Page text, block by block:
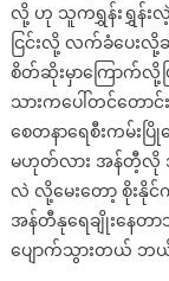
လို့ ဟု သူကရွှန်းရွှန်းလဲ့
ငြင်းလို့ လက်ခံပေး
စိတ်ဆိုးမှာကြောက်လို့
သားကပေါ်တင်တောင်
စေတနာရေစီးကမ်းပ
မဟုတ်လား အန်တီ့လို
လဲ လို့မေးတော့ စိုး
အန်တီနုရေချိုးနေတာ
ပျောက်သွားတယ် ဘ